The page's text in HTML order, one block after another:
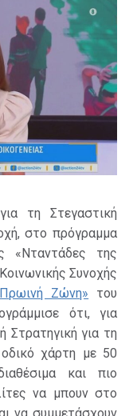
τη Στεγαστική
στο πρόγραμμα
«Νταντάδες της
Συνοχής
Ζώνη» του
ότι, για
για τη
οδικό χάρτη με 50
και πιο
να μπουν στο